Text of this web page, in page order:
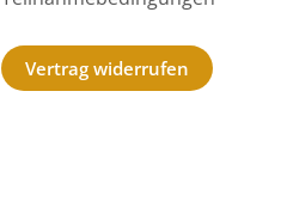
Vertrag widerrufen